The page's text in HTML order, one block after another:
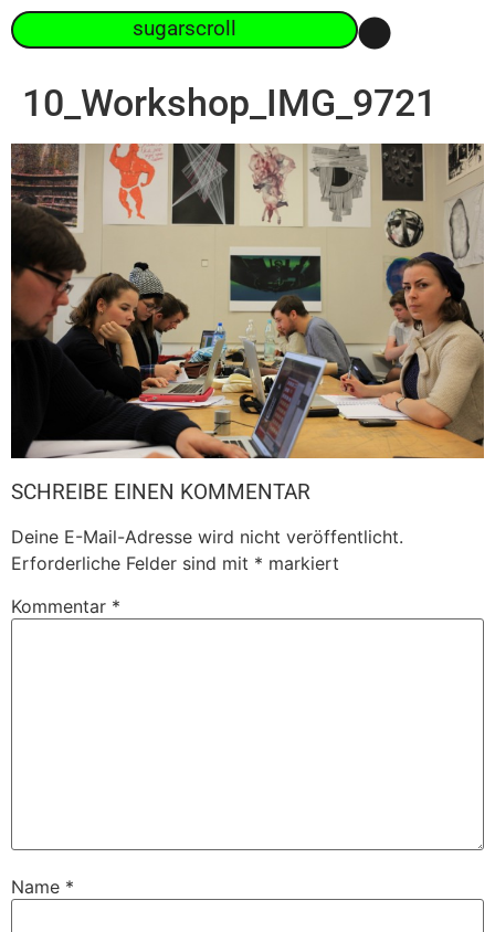
sugarscroll
10_Workshop_IMG_9721
SCHREIBE EINEN KOMMENTAR
Deine E-Mail-Adresse wird nicht veröffentlicht.
Erforderliche Felder sind mit * markiert
Kommentar *
Name *